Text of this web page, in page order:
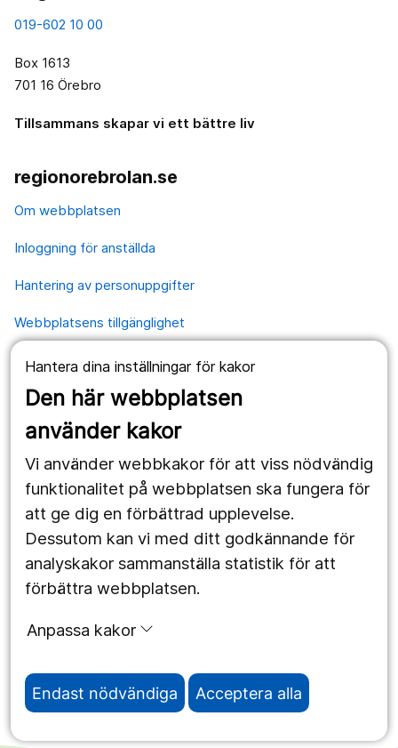
Hantera dina inställningar för kakor
Den här webbplatsen
använder kakor
Vi använder webbkakor för att viss nödvändig
funktionalitet på webbplatsen ska fungera för
att ge dig en förbättrad upplevelse.
Dessutom kan vi med ditt godkännande för
analyskakor sammanställa statistik för att
förbättra webbplatsen.
Anpassa kakor
Endast nödvändiga Acceptera alla
019-602 10 00
Box 1613
701 16 Örebro
Tillsammans skapar vi ett bättre liv
regionorebrolan.se
Om webbplatsen
Inloggning för anställda
Hantering av personuppgifter
Webbplatsens tillgänglighet
Våra webbplatser
1177.se
Region Örebro län
Följ oss
Facebook